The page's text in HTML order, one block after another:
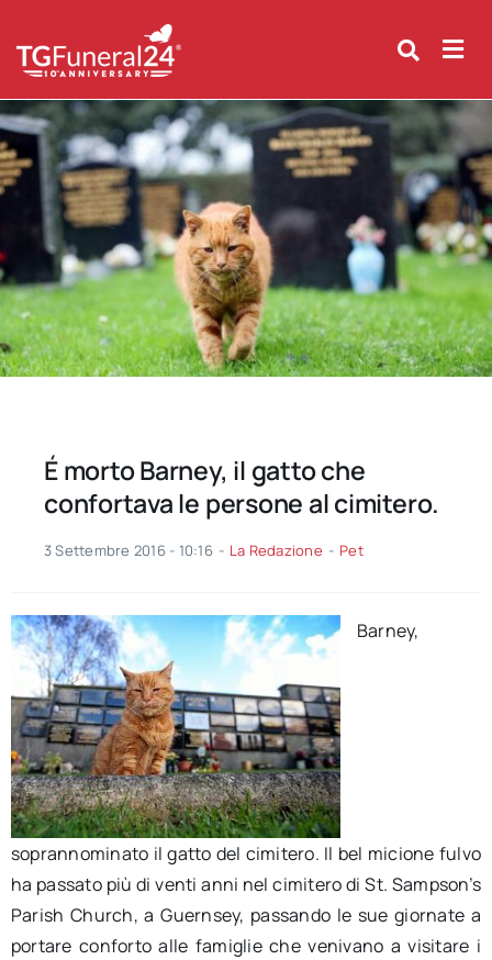
content
É morto Barney, il gatto che
confortava le persone al cimitero.
3 Settembre 2016 - 10:16 - La Redazione - Pet
Barney,
soprannominato il gatto del cimitero. Il bel micione fulvo
ha passato più di venti anni nel cimitero di St. Sampson’s
Parish Church, a Guernsey, passando le sue giornate a
portare conforto alle famiglieche venivano a visitare i